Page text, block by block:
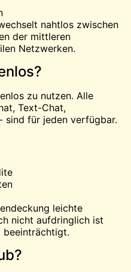
nahtlos zwischen
der mittleren
Netzwerken.
zu nutzen. Alle
Text-Chat,
sind für jeden verfügbar.
leichte
nicht aufdringlich ist
beeinträchtigt.